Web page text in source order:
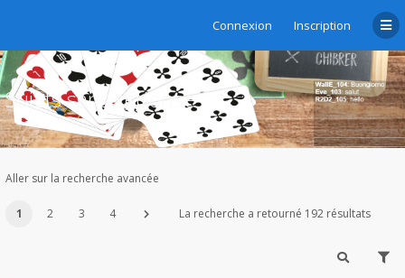
Connexion Inscription
Sujets sans réponse
Aller sur la recherche avancée
1 2 3 4 La recherche a retourné 192 résultats